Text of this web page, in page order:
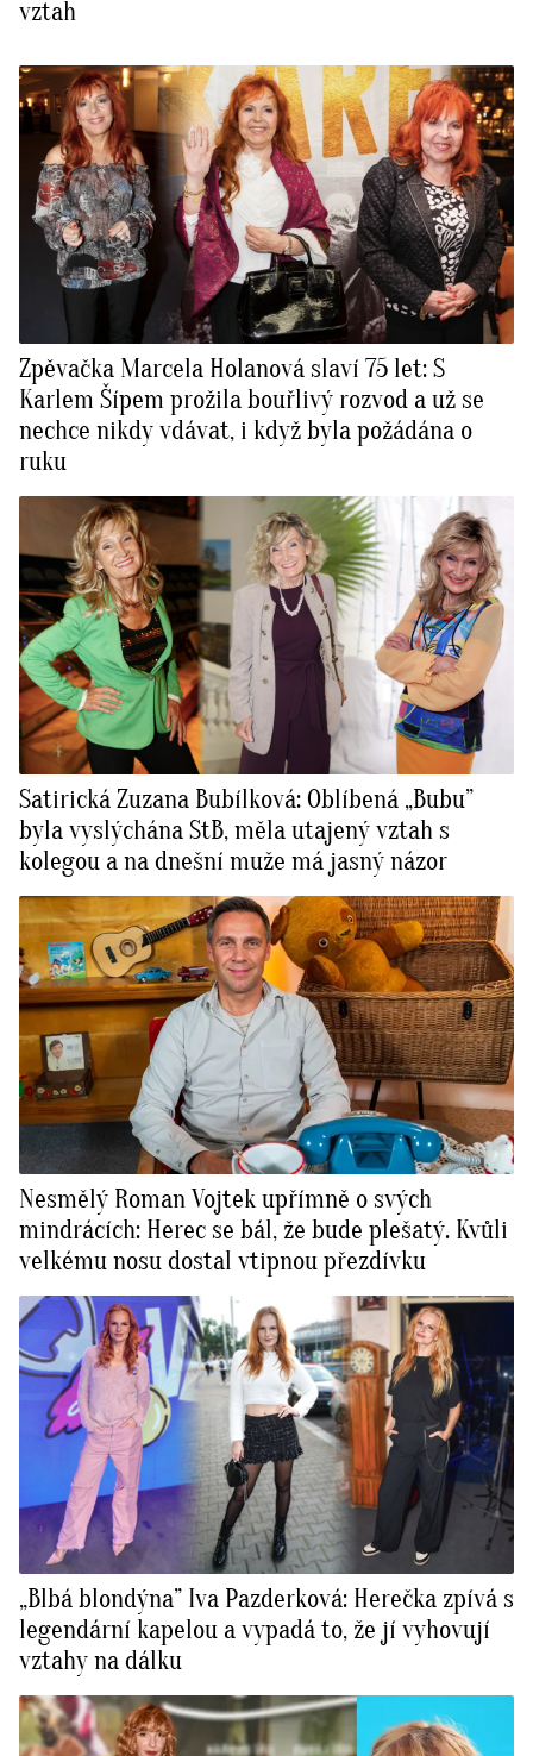
vztah
Zpěvačka Marcela Holanová slaví 75 let: S
Karlem Šípem prožila bouřlivý rozvod a už se
nechce nikdy vdávat, i když byla požádána o
ruku
Satirická Zuzana Bubílková: Oblíbená „Bubu”
byla vyslýchána StB, měla utajený vztah s
kolegou a na dnešní muže má jasný názor
Nesmělý Roman Vojtek upřímně o svých
mindrácích: Herec se bál, že bude plešatý. Kvůli
velkému nosu dostal vtipnou přezdívku
„Blbá blondýna” Iva Pazderková: Herečka zpívá s
legendární kapelou a vypadá to, že jí vyhovují
vztahy na dálku